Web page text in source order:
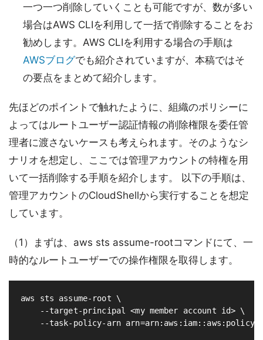
一つ一つ削除していくことも可能ですが、数が多い
場合はAWS CLIを利用して一括で削除することをお
勧めします。AWS CLIを利用する場合の手順は
AWSブログでも紹介されていますが、本稿ではそ
の要点をまとめて紹介します。
先ほどのポイントで触れたように、組織のポリシーに
よってはルートユーザー認証情報の削除権限を委任管
理者に渡さないケースも考えられます。そのようなシ
ナリオを想定し、ここでは管理アカウントの特権を用
いて一括削除する手順を紹介します。 以下の手順は、
管理アカウントのCloudShellから実行することを想定
しています。
（1）まずは、aws sts assume-rootコマンドにて、一
時的なルートユーザーでの操作権限を取得します。
aws sts assume-root \
--target-principal
<my member account id> \
--task-policy-arn arn=